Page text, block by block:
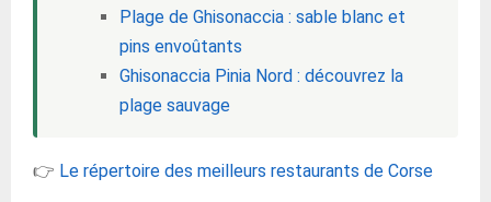
Plage de Ghisonaccia : sable blanc et
pins envoûtants
Ghisonaccia Pinia Nord : découvrez la
plage sauvage
👉 Le répertoire des meilleurs restaurants de Corse